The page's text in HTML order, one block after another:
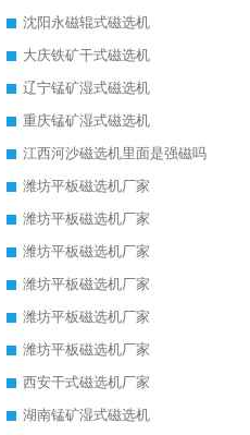
沈阳永磁辊式磁选机
大庆铁矿干式磁选机
辽宁锰矿湿式磁选机
重庆锰矿湿式磁选机
江西河沙磁选机里面是强磁吗
潍坊平板磁选机厂家
潍坊平板磁选机厂家
潍坊平板磁选机厂家
潍坊平板磁选机厂家
潍坊平板磁选机厂家
潍坊平板磁选机厂家
西安干式磁选机厂家
湖南锰矿湿式磁选机